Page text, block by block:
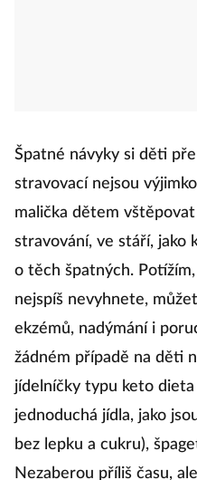
Špatné návyky si děti
stravovací nejsou
malička dětem
stravování, ve stáří, jako
o těch špatných.
nejspíš nevyhnete,
ekzémů, nadýmání i
žádném případě na děti
jídelníčky typu keto
jednoduchá jídla, jako
bez lepku a cukru),
Nezaberou příliš času,